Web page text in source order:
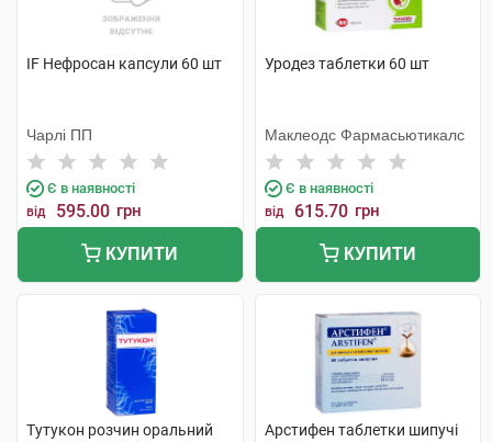
IF Нефросан капсули 60 шт
Чарлі ПП
Є в наявності
від 595.00 грн
КУПИТИ
Уродез таблетки 60 шт
Маклеодс Фармасьютикалс
Є в наявності
від 615.70 грн
КУПИТИ
Тутукон розчин оральний
Арстифен таблетки шипучі